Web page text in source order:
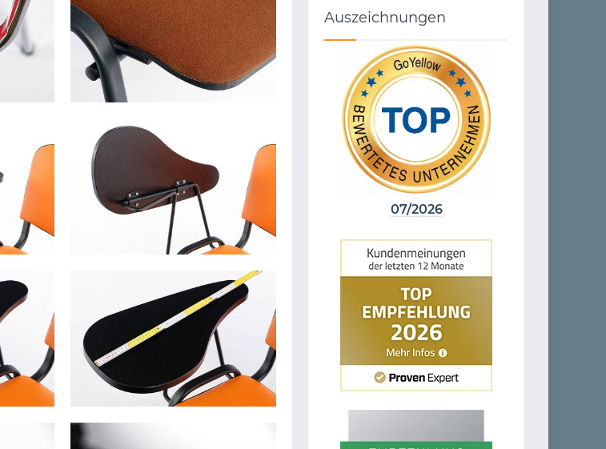
Auszeichnungen
07/2026